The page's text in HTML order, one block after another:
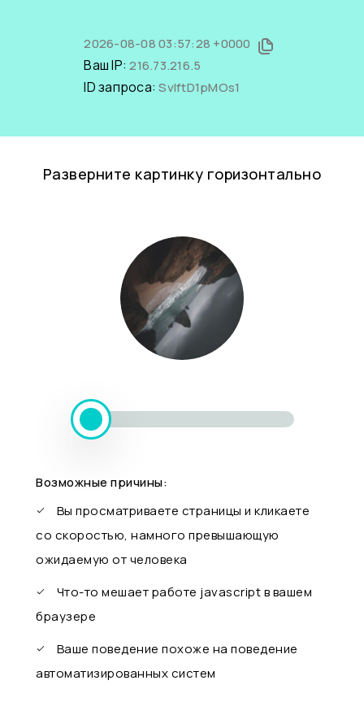
2026-08-08 03:57:28 +0000
Ваш IP:216.73.216.5
ID запроса:SvIftD1pMOs1
Разверните картинку горизонтально
Возможные причины:
Вы просматриваете страницы и кликаете
со скоростью, намного превышающую
ожидаемую от человека
Что-то мешает работе javascript в вашем
браузере
Ваше поведение похоже на поведение
автоматизированных систем